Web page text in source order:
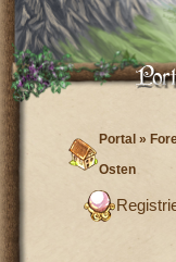
Portal »
Osten